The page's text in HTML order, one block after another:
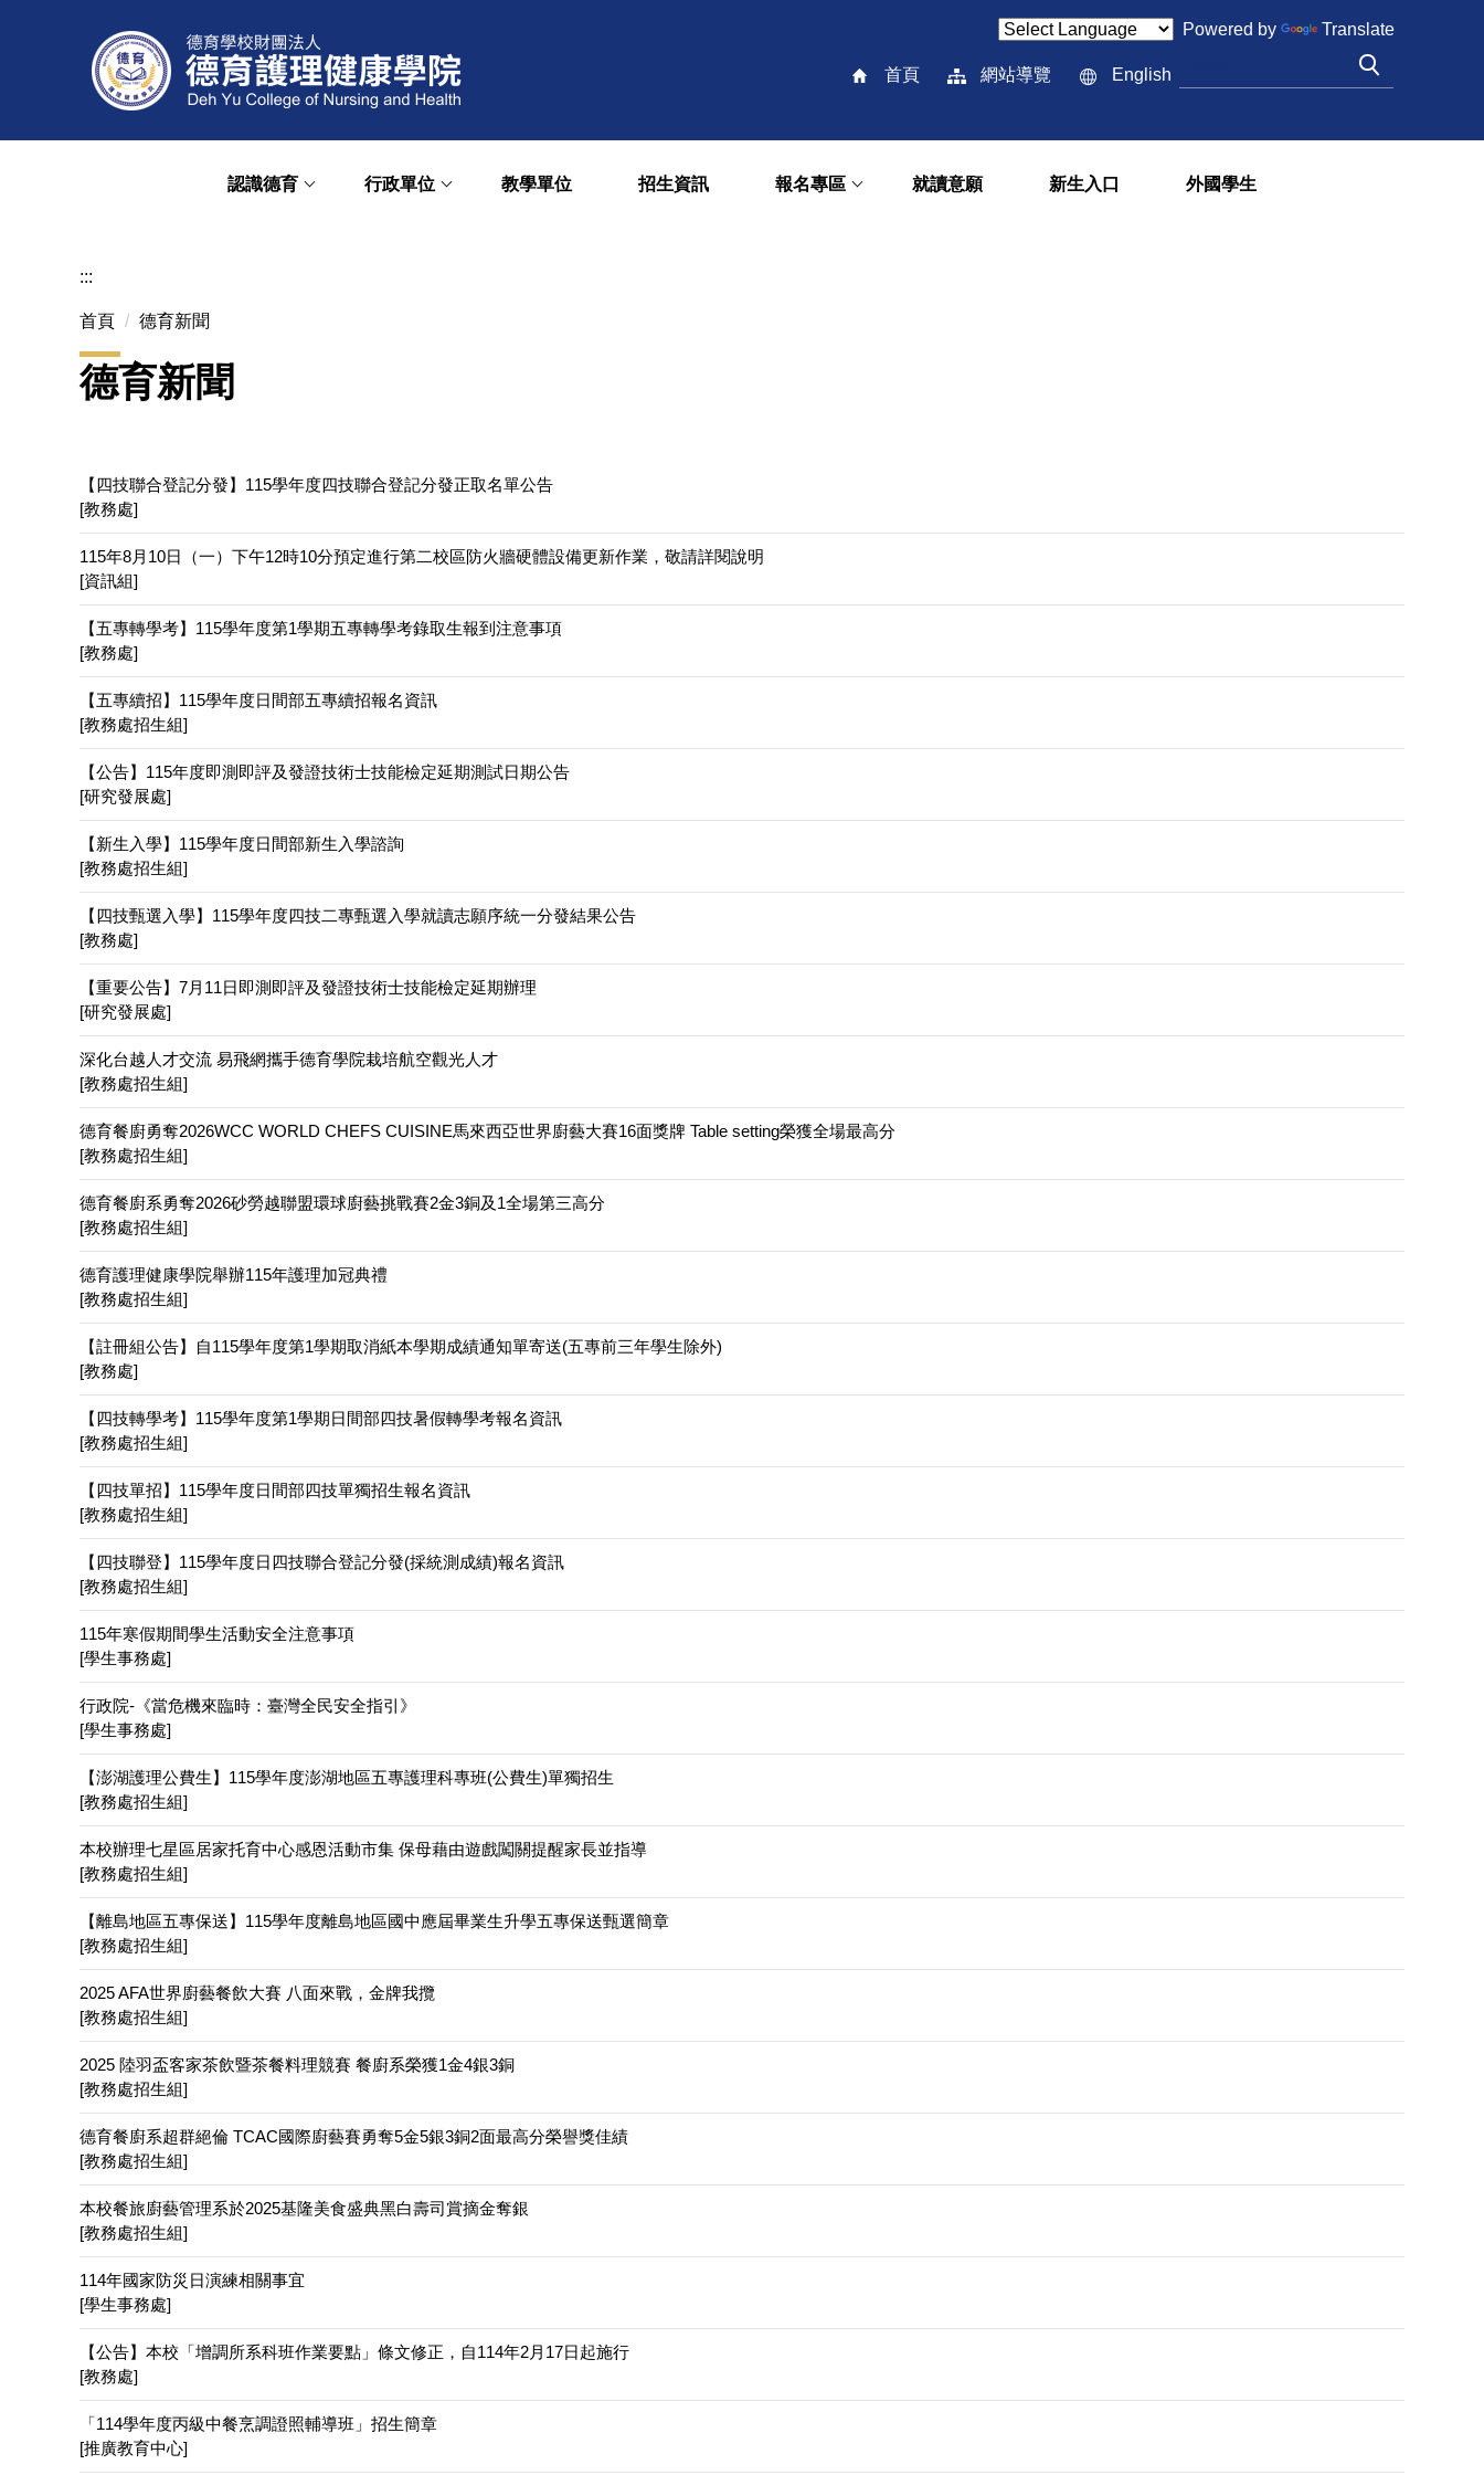
:::
首頁 網站導覽 English
Powered by Translate
認識德育 行政單位 教學單位 招生資訊 報名專區 就讀意願 新生入口 外國學生
:::
首頁 德育新聞
德育新聞
【四技聯合登記分發】115學年度四技聯合登記分發正取名單公告
[教務處]
115年8月10日（一）下午12時10分預定進行第二校區防火牆硬體設備更新作業，敬請詳閱說明
[資訊組]
【五專轉學考】115學年度第1學期五專轉學考錄取生報到注意事項
[教務處]
【五專續招】115學年度日間部五專續招報名資訊
[教務處招生組]
【公告】115年度即測即評及發證技術士技能檢定延期測試日期公告
[研究發展處]
【新生入學】115學年度日間部新生入學諮詢
[教務處招生組]
【四技甄選入學】115學年度四技二專甄選入學就讀志願序統一分發結果公告
[教務處]
【重要公告】7月11日即測即評及發證技術士技能檢定延期辦理
[研究發展處]
深化台越人才交流 易飛網攜手德育學院栽培航空觀光人才
[教務處招生組]
德育餐廚勇奪2026WCC WORLD CHEFS CUISINE馬來西亞世界廚藝大賽16面獎牌 Table setting榮獲全場最高分
[教務處招生組]
德育餐廚系勇奪2026砂勞越聯盟環球廚藝挑戰賽2金3銅及1全場第三高分
[教務處招生組]
德育護理健康學院舉辦115年護理加冠典禮
[教務處招生組]
【註冊組公告】自115學年度第1學期取消紙本學期成績通知單寄送(五專前三年學生除外)
[教務處]
【四技轉學考】115學年度第1學期日間部四技暑假轉學考報名資訊
[教務處招生組]
【四技單招】115學年度日間部四技單獨招生報名資訊
[教務處招生組]
【四技聯登】115學年度日四技聯合登記分發(採統測成績)報名資訊
[教務處招生組]
115年寒假期間學生活動安全注意事項
[學生事務處]
行政院-《當危機來臨時：臺灣全民安全指引》
[學生事務處]
【澎湖護理公費生】115學年度澎湖地區五專護理科專班(公費生)單獨招生
[教務處招生組]
本校辦理七星區居家托育中心感恩活動市集 保母藉由遊戲闖關提醒家長並指導
[教務處招生組]
【離島地區五專保送】115學年度離島地區國中應屆畢業生升學五專保送甄選簡章
[教務處招生組]
2025 AFA世界廚藝餐飲大賽 八面來戰，金牌我攬
[教務處招生組]
2025 陸羽盃客家茶飲暨茶餐料理競賽 餐廚系榮獲1金4銀3銅
[教務處招生組]
德育餐廚系超群絕倫 TCAC國際廚藝賽勇奪5金5銀3銅2面最高分榮譽獎佳績
[教務處招生組]
本校餐旅廚藝管理系於2025基隆美食盛典黑白壽司賞摘金奪銀
[教務處招生組]
114年國家防災日演練相關事宜
[學生事務處]
【公告】本校「增調所系科班作業要點」條文修正，自114年2月17日起施行
[教務處]
「114學年度丙級中餐烹調證照輔導班」招生簡章
[推廣教育中心]